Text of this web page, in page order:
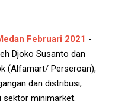
Februari 2021 -
Djoko Susanto dan
(Alfamart/ Perseroan),
dan distribusi,
sektor minimarket.